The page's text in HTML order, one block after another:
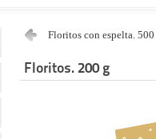
Floritos con espelta.
Floritos. 200 g